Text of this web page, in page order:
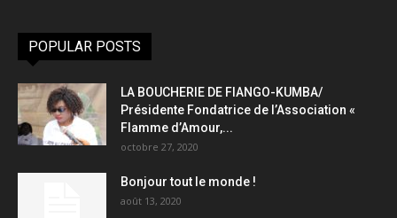
POPULAR POSTS
LA BOUCHERIE DE FIANGO-KUMBA/
Présidente Fondatrice de l’Association «
Flamme d’Amour,...
octobre 27, 2020
Bonjour tout le monde !
août 13, 2020